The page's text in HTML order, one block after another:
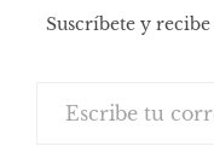
Suscríbete y